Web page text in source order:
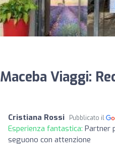
Maceba Viaggi:
Cristiana Rossi Pubblicato il
Esperienza fantastica: Partner
seguono con attenzione